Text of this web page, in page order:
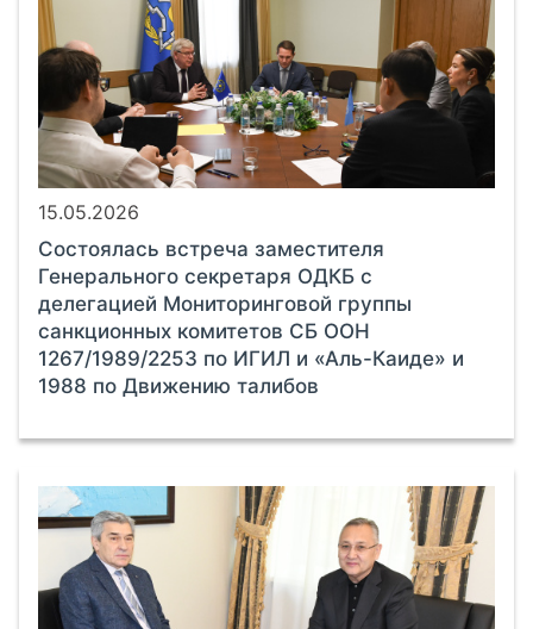
15.05.2026
Состоялась встреча заместителя
Генерального секретаря ОДКБ с
делегацией Мониторинговой группы
санкционных комитетов СБ ООН
1267/1989/2253 по ИГИЛ и «Аль-Каиде» и
1988 по Движению талибов